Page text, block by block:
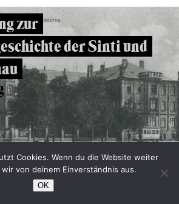
zur
der Sinti und
Cookies. Wenn du die Website weiter
von deinem Einverständnis aus.
OK